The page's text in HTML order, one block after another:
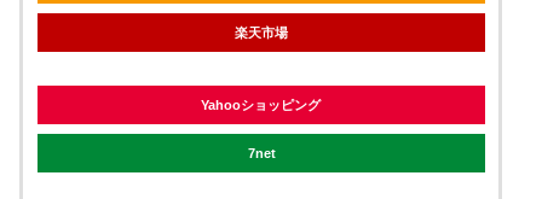
楽天市場
Yahooショッピング
7net